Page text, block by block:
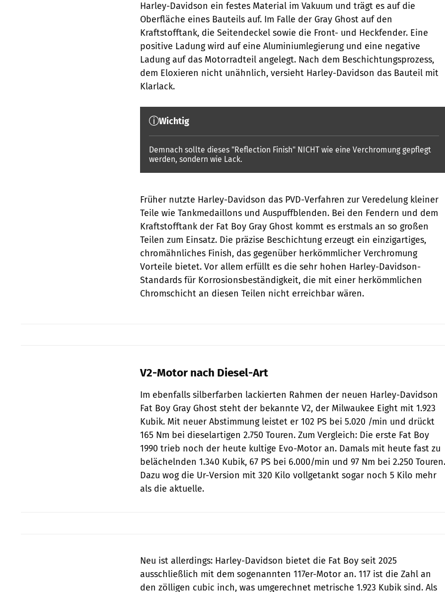
Harley-Davidson ein festes Material im Vakuum und trägt es auf die
Oberfläche eines Bauteils auf. Im Falle der Gray Ghost auf den
Kraftstofftank, die Seitendeckel sowie die Front- und Heckfender. Eine
positive Ladung wird auf eine Aluminiumlegierung und eine negative
Ladung auf das Motorradteil angelegt. Nach dem Beschichtungsprozess,
dem Eloxieren nicht unähnlich, versieht Harley-Davidson das Bauteil mit
Klarlack.
Wichtig
Demnach sollte dieses "Reflection Finish" NICHT wie eine Verchromung gepflegt
werden, sondern wie Lack.
Früher nutzte Harley-Davidson das PVD-Verfahren zur Veredelung kleiner
Teile wie Tankmedaillons und Auspuffblenden. Bei den Fendern und dem
Kraftstofftank der Fat Boy Gray Ghost kommt es erstmals an so großen
Teilen zum Einsatz. Die präzise Beschichtung erzeugt ein einzigartiges,
chromähnliches Finish, das gegenüber herkömmlicher Verchromung
Vorteile bietet. Vor allem erfüllt es die sehr hohen Harley-Davidson-
Standards für Korrosionsbeständigkeit, die mit einer herkömmlichen
Chromschicht an diesen Teilen nicht erreichbar wären.
V2-Motor nach Diesel-Art
Im ebenfalls silberfarben lackierten Rahmen der neuen Harley-Davidson
Fat Boy Gray Ghost steht der bekannte V2, der Milwaukee Eight mit 1.923
Kubik. Mit neuer Abstimmung leistet er 102 PS bei 5.020 /min und drückt
165 Nm bei dieselartigen 2.750 Touren. Zum Vergleich: Die erste Fat Boy
1990 trieb noch der heute kultige Evo-Motor an. Damals mit heute fast zu
belächelnden 1.340 Kubik, 67 PS bei 6.000/min und 97 Nm bei 2.250 Touren.
Dazu wog die Ur-Version mit 320 Kilo vollgetankt sogar noch 5 Kilo mehr
als die aktuelle.
Neu ist allerdings: Harley-Davidson bietet die Fat Boy seit 2025
ausschließlich mit dem sogenannten 117er-Motor an. 117 ist die Zahl an
den zölligen cubic inch, was umgerechnet metrische 1.923 Kubik sind. Als